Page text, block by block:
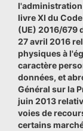
l'administration
livre XI du
(UE) 2016/679
27 avril 2016
physiques à
caractère
données, et
Général sur la
juin 2013
voies de
certains